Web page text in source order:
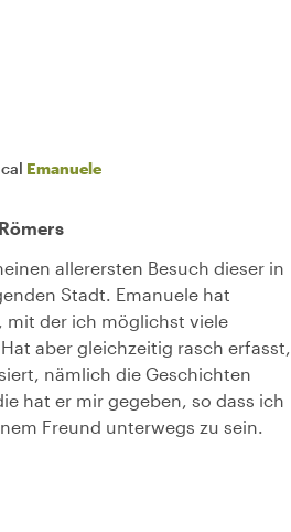
Emanuele
allerersten Besuch dieser in
Stadt. Emanuele hat
mit der ich möglichst viele
aber gleichzeitig rasch erfasst,
nämlich die Geschichten
hat er mir gegeben, so dass ich
Freund unterwegs zu sein.